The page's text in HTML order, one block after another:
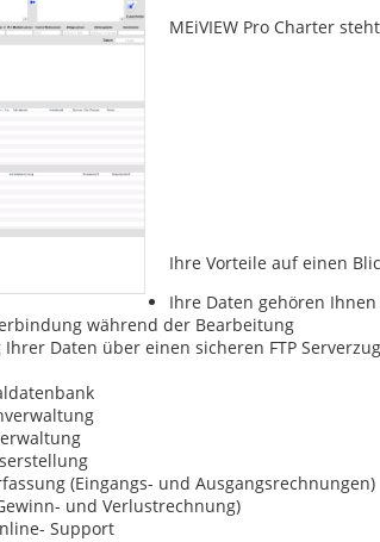
MEiVIEW Pro Charter
Ihre Vorteile auf einen
Ihre Daten gehören
während der Bearbeitung
Daten über einen sicheren FTP
(Eingangs- und Ausgangsrechnungen)
und Verlustrechnung)
Support